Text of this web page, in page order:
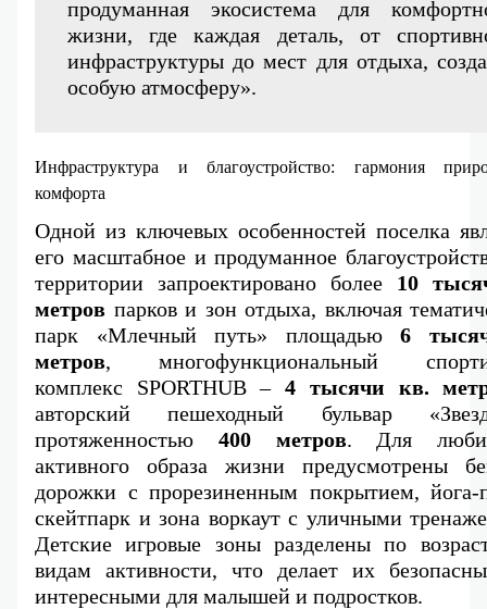
продуманная экосистема для
жизни, где каждая деталь, от
инфраструктуры до мест для отдыха,
особую атмосферу».
Инфраструктура и благоустройство: гармония
комфорта
Одной из ключевых особенностей поселка
его масштабное и продуманное
территории запроектировано более 10
метров парков и зон отдыха, включая
парк «Млечный путь» площадью 6
метров, многофункциональный
комплекс SPORTHUB – 4 тысячи кв.
авторский пешеходный бульвар
протяженностью 400 метров. Для
активного образа жизни предусмотрены
дорожки с прорезиненным покрытием, йога-
скейтпарк и зона воркаут с уличными
Детские игровые зоны разделены по
видам активности, что делает их
интересными для малышей и подростков.